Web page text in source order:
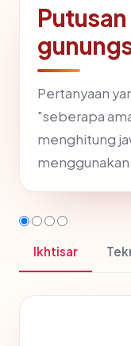
Pertanyaan
"seberapa
menghitung
Ikhtisar